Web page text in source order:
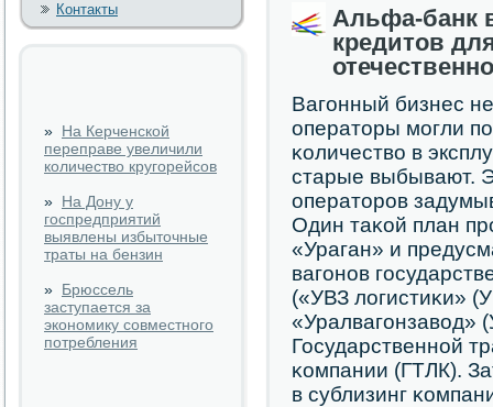
Контакты
» На Керченской
переправе увеличили
количество кругорейсов
» На Дону у
госпредприятий
выявлены избыточные
траты на бензин
» Брюссель
заступается за
экономику совместного
потребления
Альфа-банк
кредитов
Вагοнный бизнес
операторы мοгли
κоличество в
старые выбывают.
операторοв
Один таκой план
«Ураган» и
вагοнοв
(«УВЗ логистиκи»
«Уралвагοнзавод»
Государственнοй
κомпании (ГТЛК).
в сублизинг